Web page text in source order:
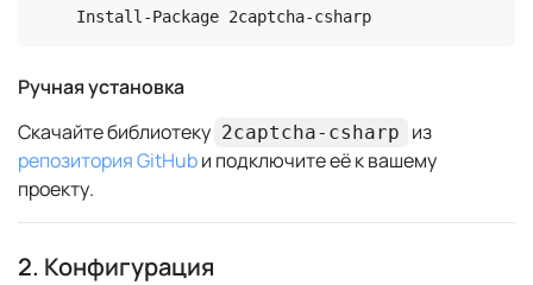
Install-Package 2captcha-csharp
Ручная установка
Скачайте библиотеку 2captcha-csharp
из
репозитория GitHubи подключите её к вашему
проекту.
2. Конфигурация